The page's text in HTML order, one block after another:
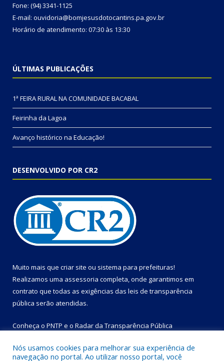
Fone: (94) 3341-1125
E-mail: ouvidoria@bomjesusdotocantins.pa.gov.br
Horário de atendimento: 07:30 às 13:30
ÚLTIMAS PUBLICAÇÕES
1ª FEIRA RURAL NA COMUNIDADE BACABAL
Feirinha da Lagoa
Avanço histórico na Educação!
DESENVOLVIDO POR CR2
Muito mais que criar site ou sistema para prefeituras!
Realizamos uma assessoria completa, onde garantimos em
contrato que todas as exigências das leis de transparência
pública serão atendidas.
Conheça o PNTP e o Radar da Transparência Pública
Nós usamos cookies para melhorar sua experiência de
navegação no portal. Ao utilizar nosso portal, você